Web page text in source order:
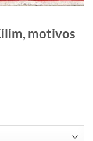
motivos